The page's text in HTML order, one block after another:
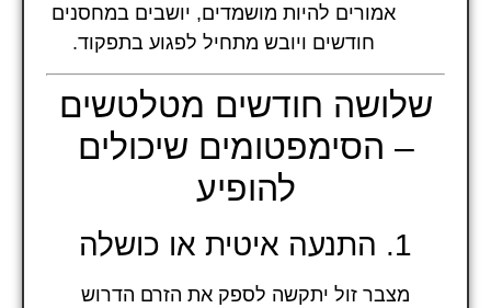
אמורים להיות מושמדים, יושבים במחסנים
חודשים ויובש מתחיל לפגוע בתפקוד.
שלושה חודשים מטלטשים
– הסימפטומים שיכולים
להופיע
1. התנעה איטית או כושלה
מצבר זול יתקשה לספק את הזרם הדרוש